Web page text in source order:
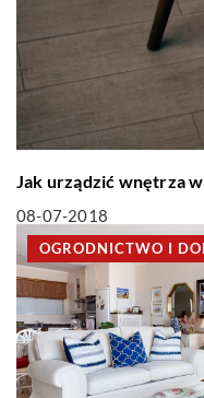
Jak urządzić wnętrza
08-07-2018
OGRODNICTWO I